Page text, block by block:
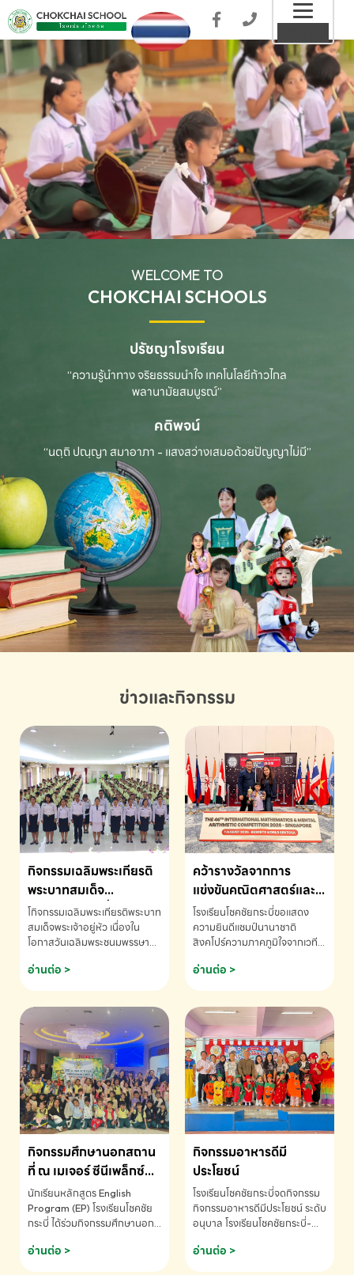
WELCOME TO
CHOKCHAI SCHOOLS
ปรัชญาโรงเรียน
“ความรู้นำทาง จริยธรรมนำใจ เทคโนโลยีก้าวไกล
พลานามัยสมบูรณ์”
คติพจน์
“นตฺถิ ปณฺญา สมาอาภา - แสงสว่างเสมอด้วยปัญญาไม่มี”
ข่าวและกิจกรรม
กิจกรรมเฉลิมพระเกียรติ
พระบาทสมเด็จ
พระเจ้าอยู่หัว เนื่องใน
โอกาสวันเฉลิม
พระชนมพรรษา
โกิจกรรมเฉลิมพระเกียรติพระบาท
สมเด็จพระเจ้าอยู่หัว เนื่องใน
โอกาสวันเฉลิมพระชนมพรรษา
ข้อมูลเพิ่มเติม โทร. 075-691910
อ่านต่อ >
คว้ารางวัลจากการ
แข่งขันคณิตศาสตร์และ
คณิตคิดเร็วนานาชาติ
ครั้งที่ 46 ประจำปี 2569
ณ ประเทศสิงคโปร์
โรงเรียนโชคชัยกระบี่ขอแสดง
ความยินดีแชมป์นานาชาติ
สิงคโปร์ความภาคภูมิใจจากเวที
ด.ช.พัทธนันท์ พรหมพันธ์ ชั้น
อนุบาล EP K3 โรงเรียนโชคชัย
แข่งขันคณิตศาสตร์และคณิตคิด
เร็วนานาชาติ ครั้งที่ 46 ประจำปี
2569 ณ ประเทศสิงคโปร์
INTERNATIONAL
MATHEMATICS AND
MENTAL ARITHMETIC
COMPETITION 2026 - ถ้วย
รางวัลรองชนะเลิศอันดับที่ 2
Mental Arithmetic
Competition K2 - ถ้วยรางวัล
รองชนะเลิศอันดับที่ 2 Mental
K2(Grop) โรงเรียนโชคชัยกระบี่-
สอบถามข้อมูลเพิ่มเติม โทร.
075-691910
อ่านต่อ >
กิจกรรมศึกษานอกสถาน
ที่ ณ เมเจอร์ ซีนีเพล็กซ์
ระดับประถมศึกษา (EP.1-
6)
นักเรียนหลักสูตร English
Program (EP) โรงเรียนโชคชัย
กระบี่ ได้ร่วมกิจกรรมศึกษานอก
ชมภาพยนตร์ Toy Story 5
(Soundtrack)เพื่อเสริมทักษะ
อ่านต่อ >
กิจกรรมอาหารดีมี
ประโยชน์
โรงเรียนโชคชัยกระบี่จดกิจกรรม
กิจกรรมอาหารดีมีประโยชน์ ระดับ
อนุบาล โรงเรียนโชคชัยกระบี่-
075-691910
อ่านต่อ >